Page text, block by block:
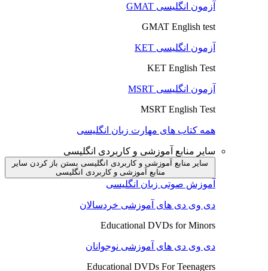
آزمون انگلیسی GMAT
GMAT English test
آزمون انگلیسی KET
KET English Test
آزمون انگلیسی MSRT
MSRT English Test
همه کتاب های مهارت زبان انگلیسی
سایر منابع آموزشی و کاربردی انگلیسی
سایر منابع آموزشی و کاربردی انگلیسی بستن باز کردن سایر
منابع آموزشی و کاربردی انگلیسی
آموزش صوتی زبان انگلیسی
دی وی دی های آموزشی خردسالان
Educational DVDs for Minors
دی وی دی های آموزشی نوجوانان
Educational DVDs For Teenagers